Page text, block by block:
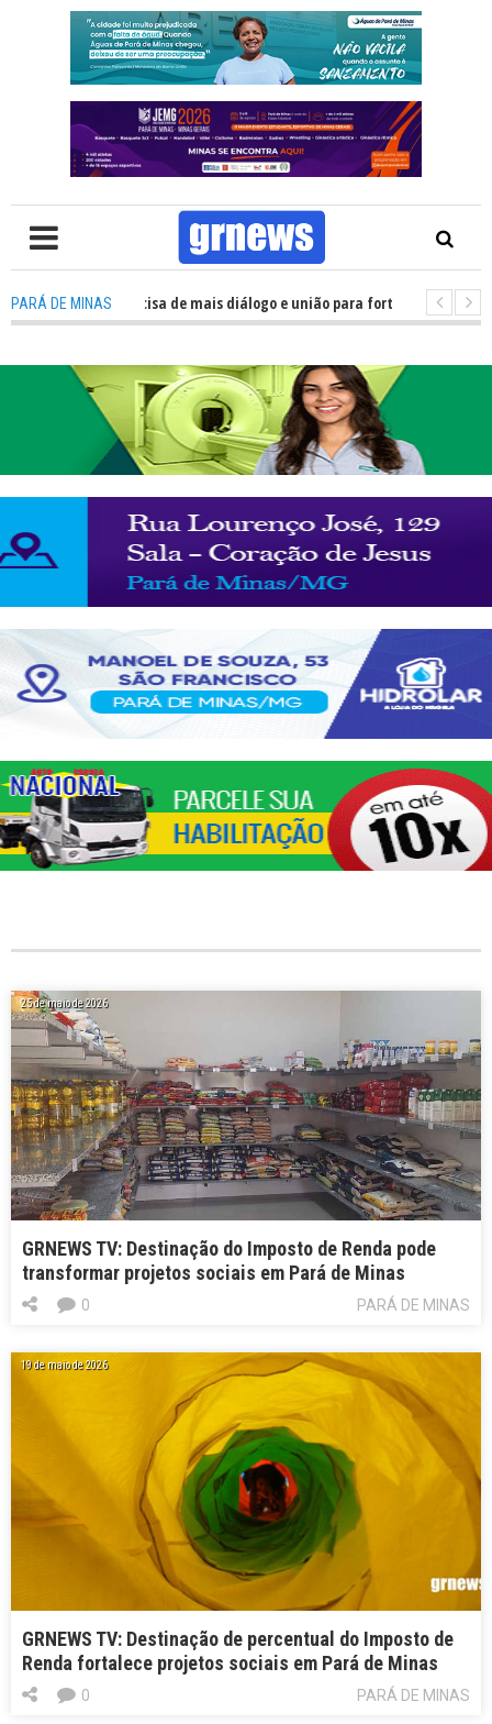
PARÁ DE MINAS
TV: Política precisa de mais diálogo e união para fortalecer Minas e
25 de maio de 2026
GRNEWS TV: Destinação do Imposto de Renda pode
transformar projetos sociais em Pará de Minas
PARÁ DE MINAS
0
19 de maio de 2026
GRNEWS TV: Destinação de percentual do Imposto de
Renda fortalece projetos sociais em Pará de Minas
PARÁ DE MINAS
0